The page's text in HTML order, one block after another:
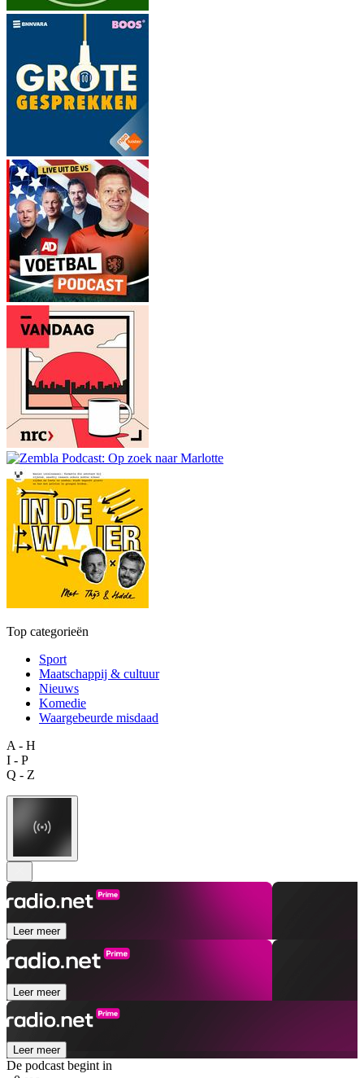
Top categorieën
Sport
Maatschappij & cultuur
Nieuws
Komedie
Waargebeurde misdaad
A - H
I - P
Q - Z
Leer meer
Leer meer
Leer meer
De podcast begint in